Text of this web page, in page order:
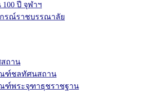
ปี จุฬาฯ
รณ์ราชบรรณาลัย
ถาน
ฑ์ชลทัศนสถาน
ฑ์พระจุฑาธุชราชฐาน